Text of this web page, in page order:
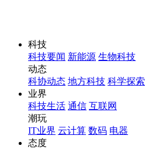
科技
科技要闻 新能源 生物科技
动态
科协动态 地方科技 科学探索
业界
科技生活 通信 互联网
潮玩
IT业界 云计算 数码 电器
态度